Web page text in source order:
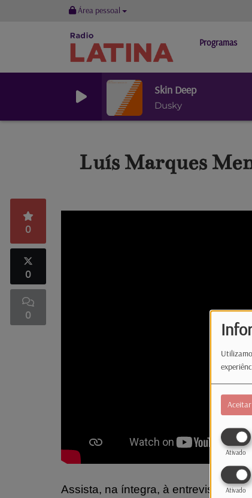
Ativado
Ativado
Área pessoal
Programas
Skin Deep
Dusky
Luís Marques
0
0
0
Assista, na íntegra, à entrevista de